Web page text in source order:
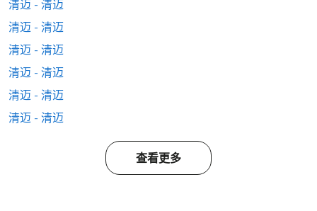
清迈 - 清迈
清迈 - 清迈
清迈 - 清迈
清迈 - 清迈
清迈 - 清迈
清迈 - 清迈
查看更多